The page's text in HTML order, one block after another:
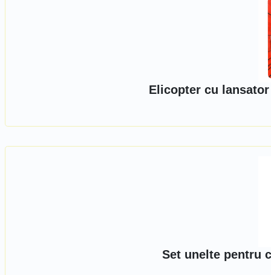
Elicopter cu
Set unelte pentru